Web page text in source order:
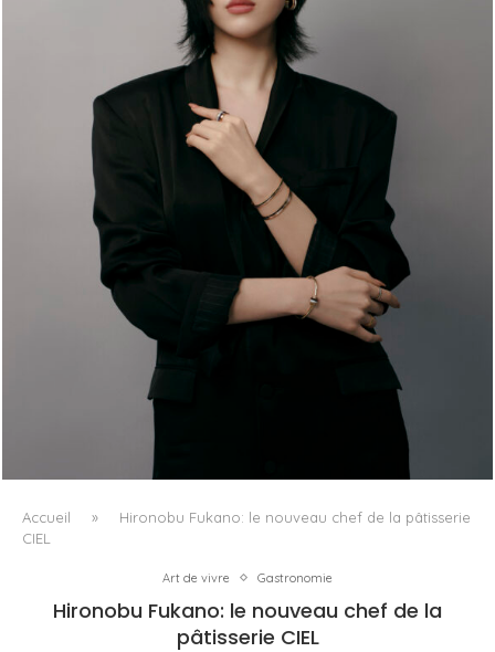
AYAKA MIYOSHI REJOINT BOUCHERON, OU
L’ÉMERGENCE D’UNE NOUVELLE CARTOGRAPHIE
CULTURELLE DU LUXE...
Accueil »
Hironobu Fukano: le nouveau chef de la pâtisserie
CIEL
Art de vivre Gastronomie
Hironobu Fukano: le nouveau chef de la
pâtisserie CIEL